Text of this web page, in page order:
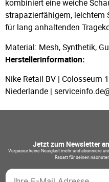
kombiniert eine weiche
strapazierfähigem, leichtem
für lang anhaltenden
Material: Mesh, Synthetik,
Herstellerinformation:
Nike Retail BV | Colosseum
Niederlande |
Jetzt zum Newsletter
Verpasse keine Neuigkeit mehr und abonniere
Rabatt für deinen